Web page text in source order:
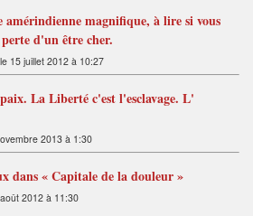
magnifique, à lire si vous
d'un être cher.
le 15 juillet 2012 à 10:27
La Liberté c'est l'esclavage. L'
2013 à 1:30
dans « Capitale de la douleur »
2012 à 11:30